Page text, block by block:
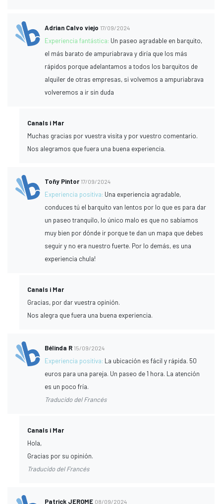
Adrian Calvo viejo 17/09/2024
Experiencia fantástica: Un paseo agradable en barquito,
el más barato de ampuriabrava y diría que los más
rápidos porque adelantamos a todos los barquitos de
alquiler de otras empresas, si volvemos a ampuriabrava
volveremos a ir sin duda
Canals i Mar
Muchas gracias por vuestra visita y por vuestro comentario.
Nos alegramos que fuera una buena experiencia.
Toñy Pintor 17/09/2024
Experiencia positiva: Una experiencia agradable,
conduces tú el barquito van lentos por lo que es para dar
un paseo tranquilo, lo único malo es que no sabíamos
muy bien por dónde ir porque te dan un mapa que debes
seguir y no era nuestro fuerte. Por lo demás, es una
experiencia chula!
Canals i Mar
Gracias, por dar vuestra opinión.
Nos alegra que fuera una buena experiencia.
Bélinda R 15/09/2024
Experiencia positiva: La ubicación es fácil y rápida. 50
euros para una pareja. Un paseo de 1 hora. La atención
es un poco fría.
Traducido del Francés
Canals i Mar
Hola,
Gracias por su opinión.
Traducido del Francés
Patrick JEROME 08/09/2024